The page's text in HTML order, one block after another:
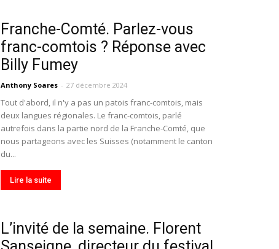
Franche-Comté. Parlez-vous
franc-comtois ? Réponse avec
Billy Fumey
Anthony Soares - 27 décembre 2024
Tout d'abord, il n'y a pas un patois franc-comtois, mais
deux langues régionales. Le franc-comtois, parlé
autrefois dans la partie nord de la Franche-Comté, que
nous partageons avec les Suisses (notamment le canton
du...
Lire la suite
L’invité de la semaine. Florent